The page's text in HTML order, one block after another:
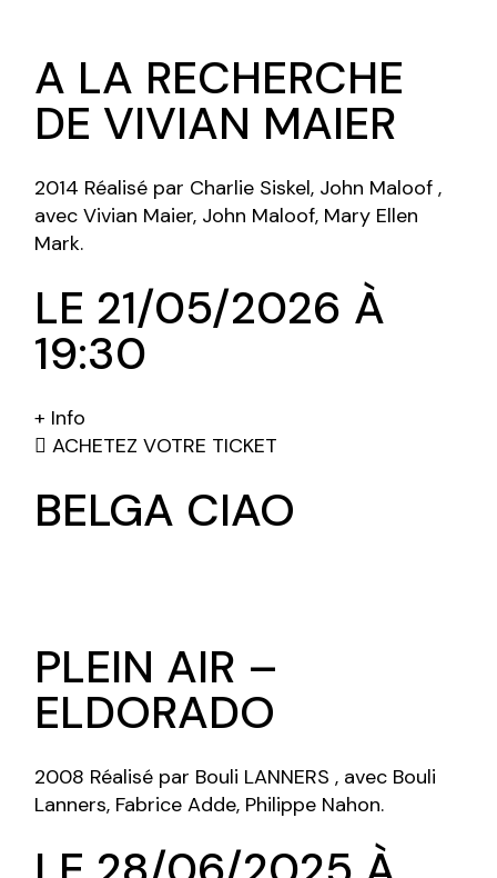
A LA RECHERCHE
DE VIVIAN MAIER
2014 Réalisé par Charlie Siskel, John Maloof ,
avec Vivian Maier, John Maloof, Mary Ellen
Mark.
LE 21/05/2026 À
19:30
+ Info
ACHETEZ VOTRE TICKET
BELGA CIAO
PLEIN AIR –
ELDORADO
2008 Réalisé par Bouli LANNERS , avec Bouli
Lanners, Fabrice Adde, Philippe Nahon.